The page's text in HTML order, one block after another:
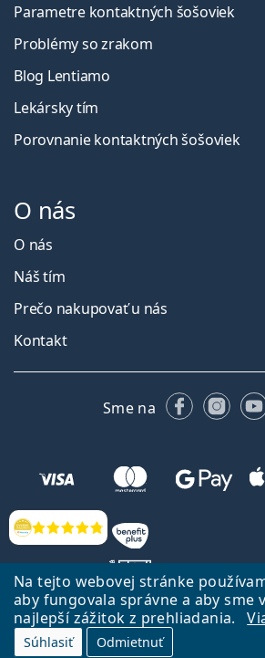
Na tejto webovej stránke
aby fungovala správne a aby sme
najlepší zážitok z prehliadania.
Súhlasiť Odmietnuť
Hodnotenia
Parametre kontaktných šošoviek
Problémy so zrakom
Blog Lentiamo
Lekársky tím
Porovnanie kontaktných šošoviek
O nás
O nás
Náš tím
Prečo nakupovať u nás
Kontakt
Sme na
Späť na Úvodnu stránku